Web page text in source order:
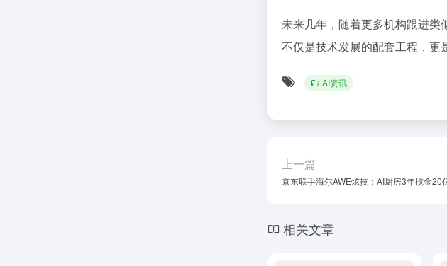
未来几年，随着更多机构跟进类
不仅是技术发展的配套工程，更
AI资讯
上一篇
京东联手海尔AWE炫技：AI厨房3年揽金20
相关文章